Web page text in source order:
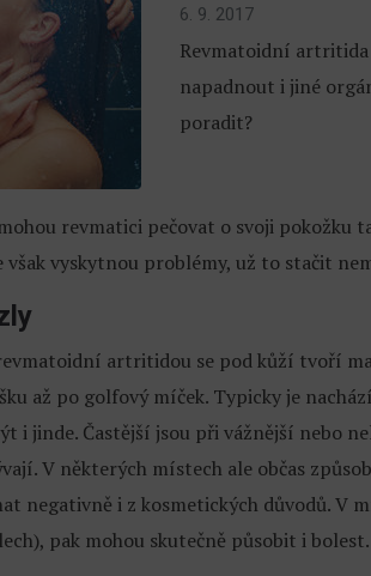
6. 9. 2017
Revmatoidní
napadnout i jiné
poradit?
revmatici pečovat o svoji pokožku
však vyskytnou problémy, už to stačit
artritidou se pod kůží tvoří
až po golfový míček. Typicky je
i jinde. Častější jsou při vážnější nebo
V některých místech ale občas
negativně i z kosmetických důvodů. V
pak mohou skutečně působit i bolest.